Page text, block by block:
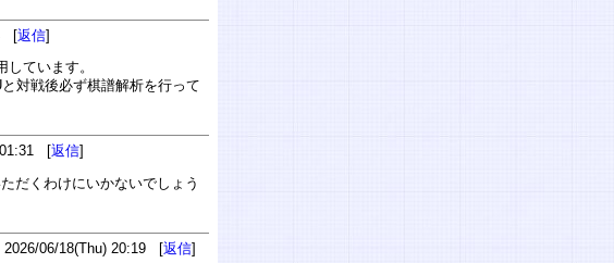
[返信]
ています。
対戦後必ず棋譜解析を行って
01:31 [返信]
だくわけにいかないでしょう
2026/06/18(Thu) 20:19 [返信]